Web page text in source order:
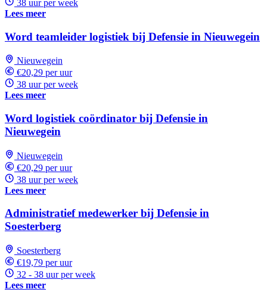
38 uur per week
Lees meer
Word teamleider logistiek bij Defensie in Nieuwegein
Nieuwegein
€20,29 per uur
38 uur per week
Lees meer
Word logistiek coördinator bij Defensie in
Nieuwegein
Nieuwegein
€20,29 per uur
38 uur per week
Lees meer
Administratief medewerker bij Defensie in
Soesterberg
Soesterberg
€19,79 per uur
32 - 38 uur per week
Lees meer